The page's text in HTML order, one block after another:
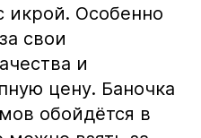
икрой. Особенно
свои
и
цену. Баночка
обойдётся в